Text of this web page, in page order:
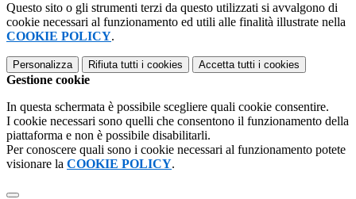
Questo sito o gli strumenti terzi da questo utilizzati si avvalgono di
cookie necessari al funzionamento ed utili alle finalità illustrate nella
COOKIE POLICY.
Personalizza Rifiuta tutti i cookies Accetta tutti i cookies
Gestione cookie
In questa schermata è possibile scegliere quali cookie consentire.
I cookie necessari sono quelli che consentono il funzionamento della
piattaforma e non è possibile disabilitarli.
Per conoscere quali sono i cookie necessari al funzionamento potete
visionare la COOKIE POLICY.